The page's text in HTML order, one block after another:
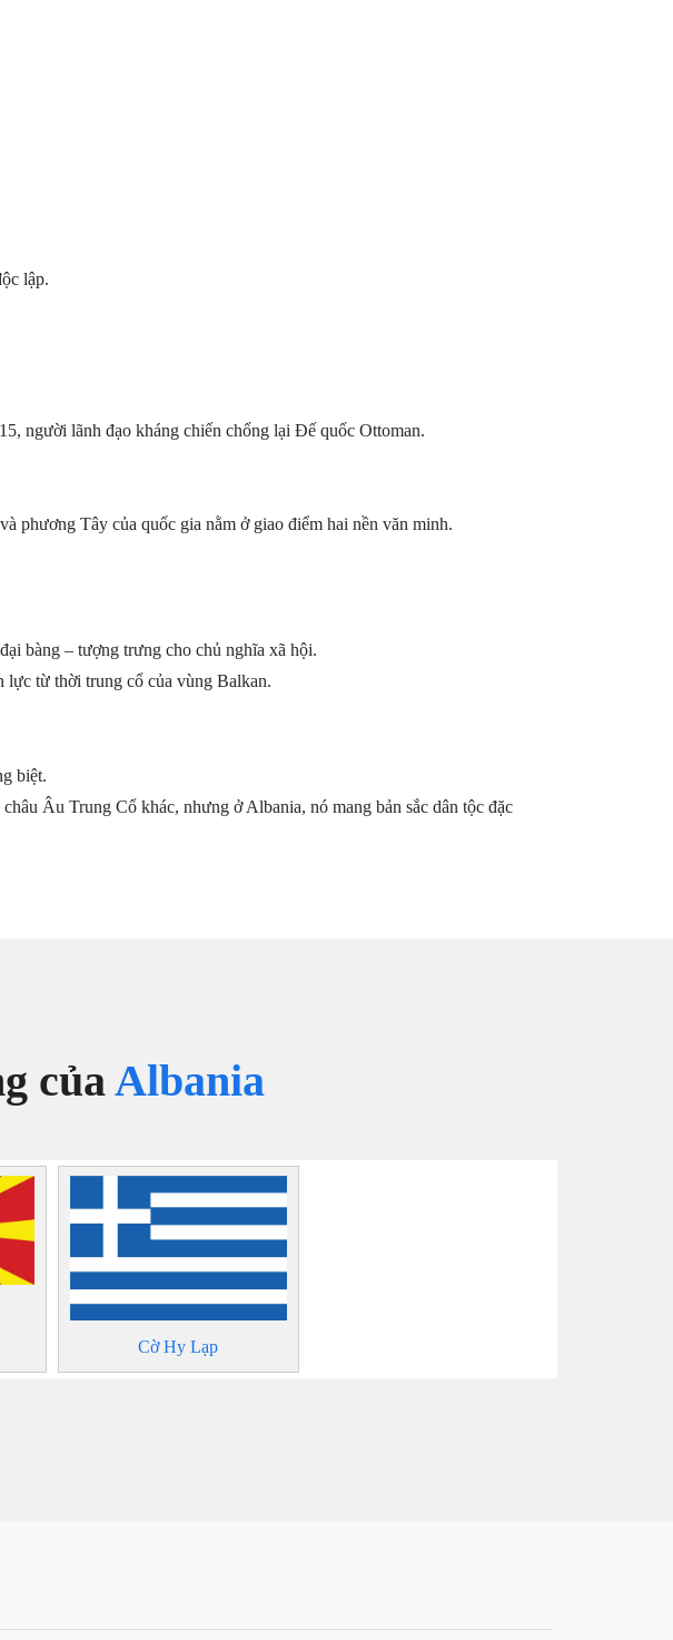
lập.
người lãnh đạo kháng chiến chống lại Đế quốc Ottoman.
phương Tây của quốc gia nằm ở giao điểm hai nền văn minh.
bàng – tượng trưng cho chủ nghĩa xã hội.
lực từ thời trung cổ của vùng Balkan.
biệt.
Âu Trung Cổ khác, nhưng ở Albania, nó mang bản sắc dân tộc đặc
củaAlbania
Cờ Hy Lạp